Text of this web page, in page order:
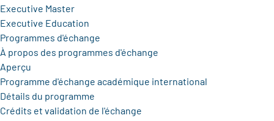
Executive Master
Executive Education
Programmes d'échange
À propos des programmes d'échange
Aperçu
Programme d'échange académique international
Détails du programme
Crédits et validation de l'échange